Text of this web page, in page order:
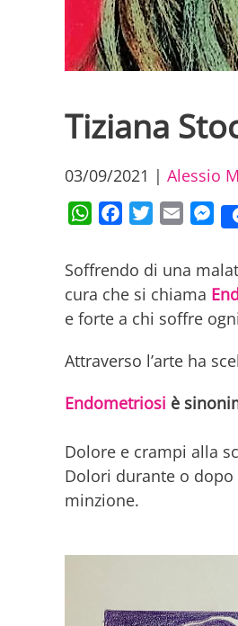
Tiziana
03/09/2021 | Alessio
WhatsAppFacebookTwitterEmail
Soffrendo di una
cura che si chiama
e forte a chi soffre
Attraverso l’arte ha
Endometriosi è
Dolore e crampi alla
Dolori durante o
minzione.